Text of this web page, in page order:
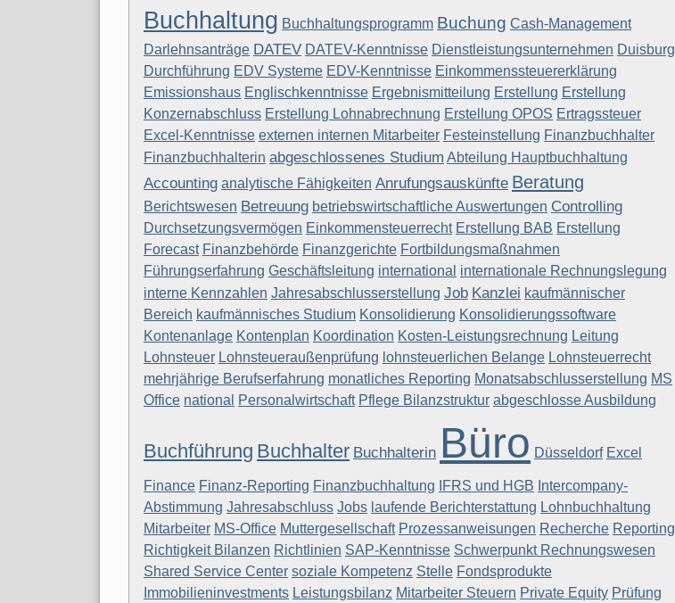
Buchhaltung Buchhaltungsprogramm Buchung Cash-Management
Darlehnsanträge DATEV DATEV-Kenntnisse Dienstleistungsunternehmen Duisburg
Durchführung EDV Systeme EDV-Kenntnisse Einkommenssteuererklärung
Emissionshaus Englischkenntnisse Ergebnismitteilung Erstellung Erstellung
Konzernabschluss Erstellung Lohnabrechnung Erstellung OPOS Ertragssteuer
Excel-Kenntnisse externen internen Mitarbeiter Festeinstellung Finanzbuchhalter
Finanzbuchhalterin abgeschlossenes Studium Abteilung Hauptbuchhaltung
Accounting analytische Fähigkeiten Anrufungsauskünfte Beratung
Berichtswesen Betreuung betriebswirtschaftliche Auswertungen Controlling
Durchsetzungsvermögen Einkommensteuerrecht Erstellung BAB Erstellung
Forecast Finanzbehörde Finanzgerichte Fortbildungsmaßnahmen
Führungserfahrung Geschäftsleitung international internationale Rechnungslegung
interne Kennzahlen Jahresabschlusserstellung Job Kanzlei kaufmännischer
Bereich kaufmännisches Studium Konsolidierung Konsolidierungssoftware
Kontenanlage Kontenplan Koordination Kosten-Leistungsrechnung Leitung
Lohnsteuer Lohnsteueraußenprüfung lohnsteuerlichen Belange Lohnsteuerrecht
mehrjährige Berufserfahrung monatliches Reporting Monatsabschlusserstellung MS
Office national Personalwirtschaft Pflege Bilanzstruktur abgeschlosse Ausbildung
Buchführung Buchhalter Buchhalterin Büro Düsseldorf Excel
Finance Finanz-Reporting Finanzbuchhaltung IFRS und HGB Intercompany-
Abstimmung Jahresabschluss Jobs laufende Berichterstattung Lohnbuchhaltung
Mitarbeiter MS-Office Muttergesellschaft Prozessanweisungen Recherche Reporting
Richtigkeit Bilanzen Richtlinien SAP-Kenntnisse Schwerpunkt Rechnungswesen
Shared Service Center soziale Kompetenz Stelle Fondsprodukte
Immobilieninvestments Leistungsbilanz Mitarbeiter Steuern Private Equity Prüfung